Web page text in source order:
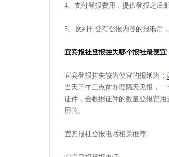
4、支付登报费用，提供登报之后
5、收到刊登有登报内容的报纸后
宜宾报社登报挂失哪个报社最便宜
宜宾登报挂失较为便宜的报纸为：
当天下午三点前办理隔天见报，
证件，会根据证件的数量登报费
用的。
宜宾报社登报电话相关推荐: